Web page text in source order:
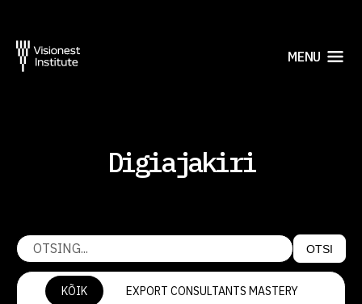
MENU
Digiajakiri
OTSI
KÕIK EXPORT CONSULTANTS MASTERY